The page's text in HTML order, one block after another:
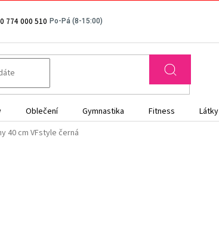
774 000 510
Oblečení Gymnastika Fitness
Látky
40 cm VFstyle černá